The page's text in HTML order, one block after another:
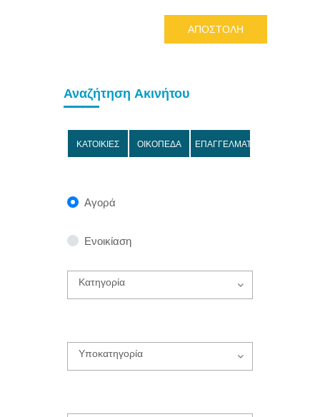
ΑΠΟΣΤΟΛΗ
Αναζήτηση Ακινήτου
ΚΑΤΟΙΚΙΕΣ ΟΙΚΟΠΕΔΑ ΕΠΑΓΓΕΛΜΑΤΙΚΑ
Αγορά
Ενοικίαση
Κατηγορία
Υποκατηγορία